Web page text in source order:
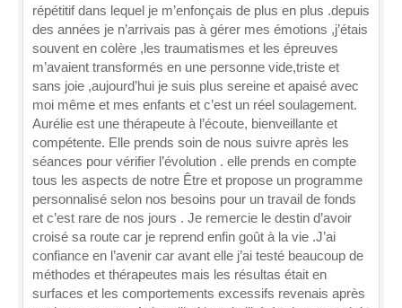
répétitif dans lequel je m’enfonçais de plus en plus .depuis
des années je n’arrivais pas à gérer mes émotions ,j’étais
souvent en colère ,les traumatismes et les épreuves
m’avaient transformés en une personne vide,triste et
sans joie ,aujourd’hui je suis plus sereine et apaisé avec
moi même et mes enfants et c’est un réel soulagement.
Aurélie est une thérapeute à l’écoute, bienveillante et
compétente. Elle prends soin de nous suivre après les
séances pour vérifier l’évolution . elle prends en compte
tous les aspects de notre Être et propose un programme
personnalisé selon nos besoins pour un travail de fonds
et c’est rare de nos jours . Je remercie le destin d’avoir
croisé sa route car je reprend enfin goût à la vie .J’ai
confiance en l’avenir car avant elle j’ai testé beaucoup de
méthodes et thérapeutes mais les résultas était en
surfaces et les comportements excessifs revenais après